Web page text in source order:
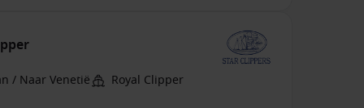
/ Naar Venetië Royal Clipper